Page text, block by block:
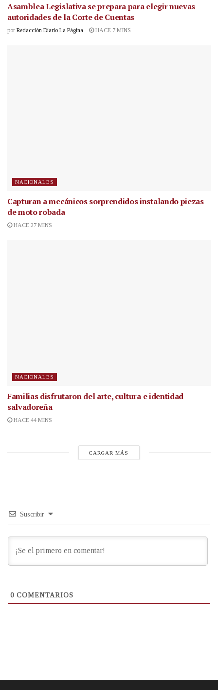
Asamblea Legislativa se prepara para elegir nuevas
autoridades de la Corte de Cuentas
por Redacción Diario La Página HACE 7 MINS
NACIONALES
Capturan a mecánicos sorprendidos instalando piezas
de moto robada
HACE 27 MINS
NACIONALES
Familias disfrutaron del arte, cultura e identidad
salvadoreña
HACE 44 MINS
CARGAR MÁS
Suscribir
0 COMENTARIOS